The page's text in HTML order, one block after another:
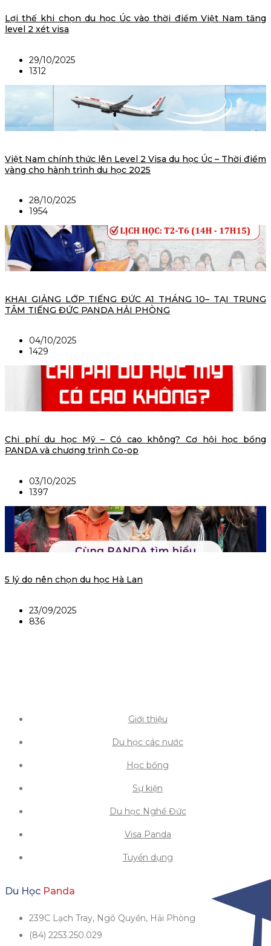
Lợi thế khi chọn du học Úc vào thời điểm Việt Nam tăng
level 2 xét visa
29/10/2025
1312
Việt Nam chính thức lên Level 2 Visa du học Úc – Thời điểm
vàng cho hành trình du học 2025
28/10/2025
1954
KHAI GIẢNG LỚP TIẾNG ĐỨC A1 THÁNG 10– TẠI TRUNG
TÂM TIẾNG ĐỨC PANDA HẢI PHÒNG
04/10/2025
1429
Chi phí du học Mỹ – Có cao không? Cơ hội học bổng
PANDA và chương trình Co-op
03/10/2025
1397
5 lý do nên chọn du học Hà Lan
23/09/2025
836
Giới thiệu
Du học các nước
Học bổng
Sự kiện
Du học Nghề Đức
Visa Panda
Tuyển dụng
Du Học Panda
239C Lạch Tray, Ngô Quyền, Hải Phòng
(84) 2253.250.029